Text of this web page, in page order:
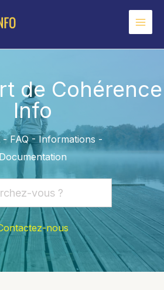
de Cohérence
Info
FAQ - Informations -
Documentation
nous